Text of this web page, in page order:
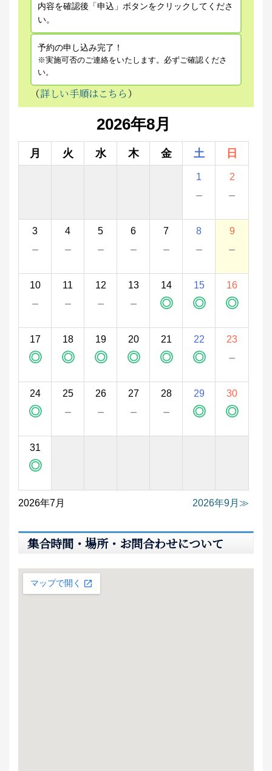
内容を確認後「申込」ボタンをクリックしてくださ
い。
予約の申し込み完了！
※実施可否のご連絡をいたします。必ずご確認くださ
い。
（詳しい手順はこちら）
2026年8月
月 火 水 木 金 土 日
1
－
2
－
3
－
4
－
5
－
6
－
7
－
8
－
9
－
10
－
11
－
12
－
13
－
14
◎
15
◎
16
◎
17
◎
18
◎
19
◎
20
◎
21
◎
22
◎
23
－
24
◎
25
－
26
－
27
－
28
－
29
◎
30
◎
31
◎
2026年7月 2026年9月
集合時間・場所・お問合わせについて